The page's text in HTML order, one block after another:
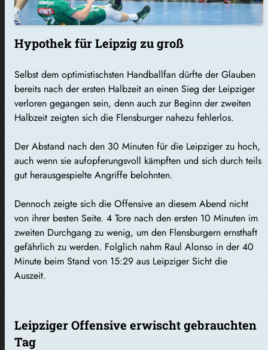
Hypothek für Leipzig zu groß
Selbst dem optimistischsten Handballfan dürfte der Glauben
bereits nach der ersten Halbzeit an einen Sieg der Leipziger
verloren gegangen sein, denn auch zur Beginn der zweiten
Halbzeit zeigten sich die Flensburger nahezu fehlerlos.
Der Abstand nach den 30 Minuten für die Leipziger zu hoch,
auch wenn sie aufopferungsvoll kämpften und sich durch teils
gut herausgespielte Angriffe belohnten.
Dennoch zeigte sich die Offensive an diesem Abend nicht
von ihrer besten Seite. 4 Tore nach den ersten 10 Minuten im
zweiten Durchgang zu wenig, um den Flensburgern ernsthaft
gefährlich zu werden. Folglich nahm Raul Alonso in der 40
Minute beim Stand von 15:29 aus Leipziger Sicht die
Auszeit.
Leipziger Offensive erwischt gebrauchten
Tag